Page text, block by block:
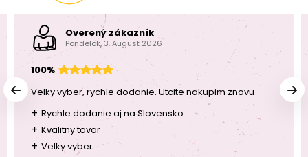
Overený zákazník
Pondelok, 3. August 2026
100%
Velky vyber, rychle dodanie. Utcite nakupim znovu
+ Rychle dodanie aj na Slovensko
+ Kvalitny tovar
+ Velky vyber